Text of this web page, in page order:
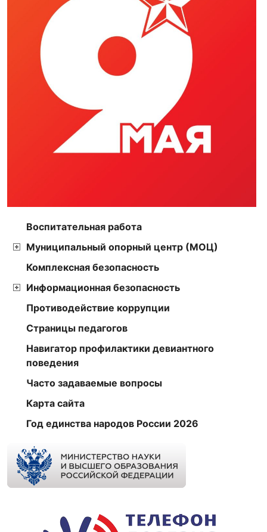
Воспитательная работа
Муниципальный опорный центр (МОЦ)
Комплексная безопасность
Информационная безопасность
Противодействие коррупции
Страницы педагогов
Навигатор профилактики девиантного
поведения
Часто задаваемые вопросы
Карта сайта
Год единства народов России 2026